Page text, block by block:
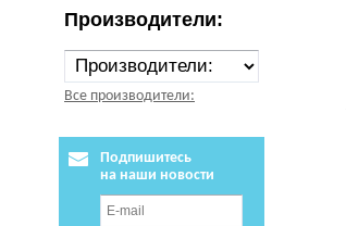
Производители:
Все производители:
Подпишитесь
на наши новости